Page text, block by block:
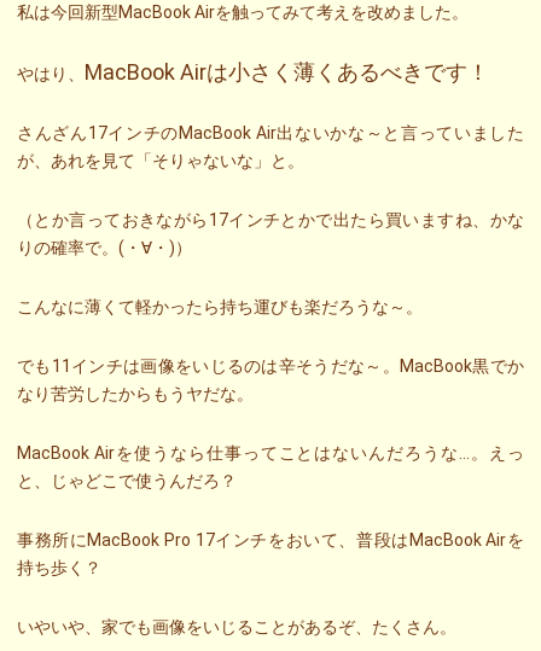
私は今回新型MacBook Airを触ってみて考えを改めました。
やはり、 MacBook Airは小さく薄くあるべきです！
さんざん17インチのMacBook Air出ないかな～と言っていました
が、あれを見て「そりゃないな」と。
（とか言っておきながら17インチとかで出たら買いますね、かな
りの確率で。(・∀・)）
こんなに薄くて軽かったら持ち運びも楽だろうな～。
でも11インチは画像をいじるのは辛そうだな～。MacBook黒でか
なり苦労したからもうヤだな。
MacBook Airを使うなら仕事ってことはないんだろうな…。えっ
と、じゃどこで使うんだろ？
事務所にMacBook Pro 17インチをおいて、普段はMacBook Airを
持ち歩く？
いやいや、家でも画像をいじることがあるぞ、たくさん。